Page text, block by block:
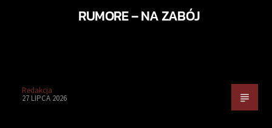
RUMORE – NA ZABÓJ
Redakcja
27 LIPCA 2026